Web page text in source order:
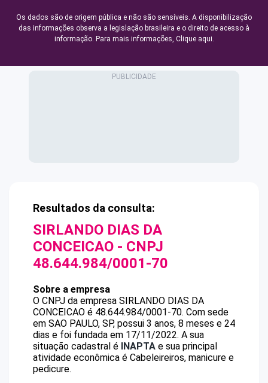
Os dados são de origem pública e não são sensíveis. A disponibilização
das informações observa a legislação brasileira e o direito de acesso à
informação. Para mais informações, Clique aqui.
Resultados da consulta:
SIRLANDO DIAS DA
CONCEICAO - CNPJ
48.644.984/0001-70
Sobre a empresa
O CNPJ da empresa SIRLANDO DIAS DA
CONCEICAO é 48.644.984/0001-70. Com sede
em SAO PAULO, SP, possui 3 anos, 8 meses e 24
dias e foi fundada em 17/11/2022. A sua
situação cadastral é INAPTA e sua principal
atividade econômica é Cabeleireiros, manicure e
pedicure.